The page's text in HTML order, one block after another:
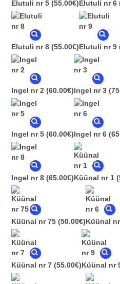
Elutuli nr 5 (55.00€)Elutuli nr 6
Elutuli nr 8 (55.00€)Elutuli nr 9
Ingel nr 2 (60.00€)Ingel nr 3
Ingel nr 5 (60.00€)Ingel nr 6
Ingel nr 8 (65.00€)Küünal nr 1
Küünal nr 75 (50.00€)Küünal
Küünal nr 7 (55.00€)Küünal nr